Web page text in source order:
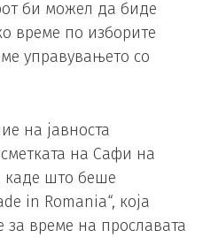
би можел да биде
време по изборите
управувањето со
на јавноста
на Сафи на
каде што беше
in Romania“, која
за време на прославата